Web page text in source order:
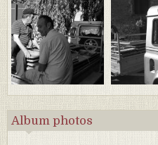
Album photos